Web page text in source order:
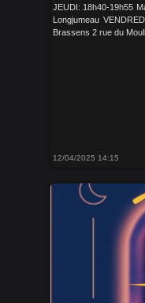
JEUDI: 18h40-19h55
Longjumeau
Brassens 2 rue du
12/04/2025 14:15